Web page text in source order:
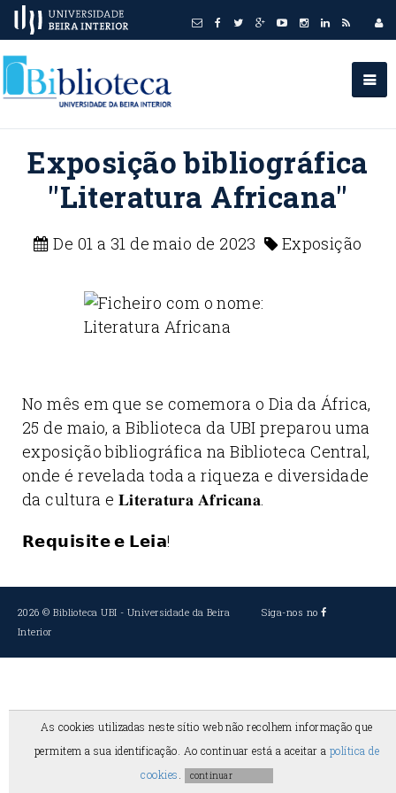
Exposição bibliográfica
"Literatura Africana"
De 01 a 31 de maio de 2023 Exposição
No mês em que se comemora o Dia da África,
25 de maio, a Biblioteca da UBI preparou uma
exposição bibliográfica na Biblioteca Central,
onde é revelada toda a riqueza e diversidade
da cultura e 𝐋𝐢𝐭𝐞𝐫𝐚𝐭𝐮𝐫𝐚 𝐀𝐟𝐫𝐢𝐜𝐚𝐧𝐚.
𝗥𝗲𝗾𝘂𝗶𝘀𝗶𝘁𝗲 𝗲 𝗟𝗲𝗶𝗮!
As cookies utilizadas neste sítio web não recolhem informação que
permitem a sua identificação. Ao continuar está a aceitar apolítica de
cookies
Siga-nos no
2026 ©Biblioteca UBI - Universidade da Beira
Interior